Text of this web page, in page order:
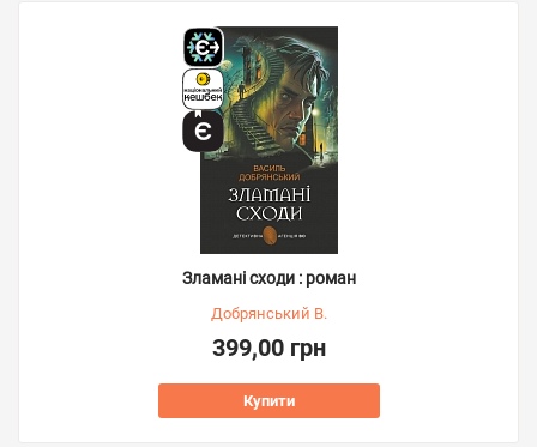
Зламані сходи : роман
Добрянський В.
399,00 грн
Купити